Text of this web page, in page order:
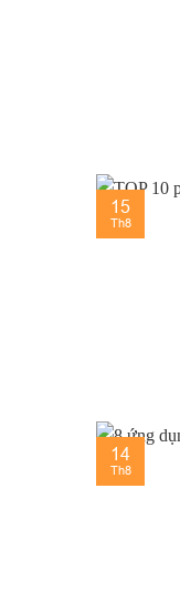
15
Th8
14
Th8